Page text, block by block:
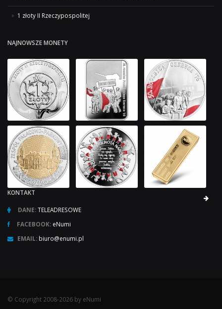
1 złoty II Rzeczypospolitej
NAJNOWSZE MONETY
KONTAKT
DANE:TELEADRESOWE
FACEBOOK: eNumi
EMAIL: biuro@enumi.pl
© Copyright 2008-2026 by eNumi